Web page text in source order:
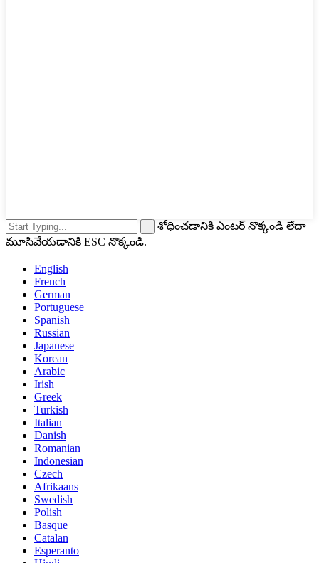
శోధించడానికి ఎంటర్ నొక్కండి లేదా
మూసివేయడానికి ESC నొక్కండి.
English
French
German
Portuguese
Spanish
Russian
Japanese
Korean
Arabic
Irish
Greek
Turkish
Italian
Danish
Romanian
Indonesian
Czech
Afrikaans
Swedish
Polish
Basque
Catalan
Esperanto